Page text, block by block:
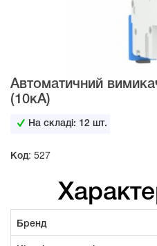
Автоматичний
(10кА)
На складі: 12 шт.
Код: 527
Бренд